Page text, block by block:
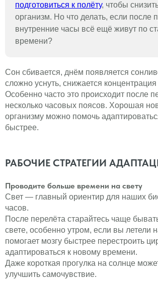
подготовиться к полёту, чтобы
организм. Но что делать, если после
внутренние часы всё ещё живут по
времени?
Сон сбивается, днём появляется
сложно уснуть, снижается концентрация
Особенно часто это происходит после
несколько часовых поясов. Хорошая
организму можно помочь
быстрее.
РАБОЧИЕ СТРАТЕГИИ
Проводите больше времени на свету
Свет — главный ориентир для наших
часов.
После перелёта старайтесь чаще
свете, особенно утром, если вы летели
помогает мозгу быстрее перестроить
адаптироваться к новому времени.
Даже короткая прогулка на солнце
улучшить самочувствие.